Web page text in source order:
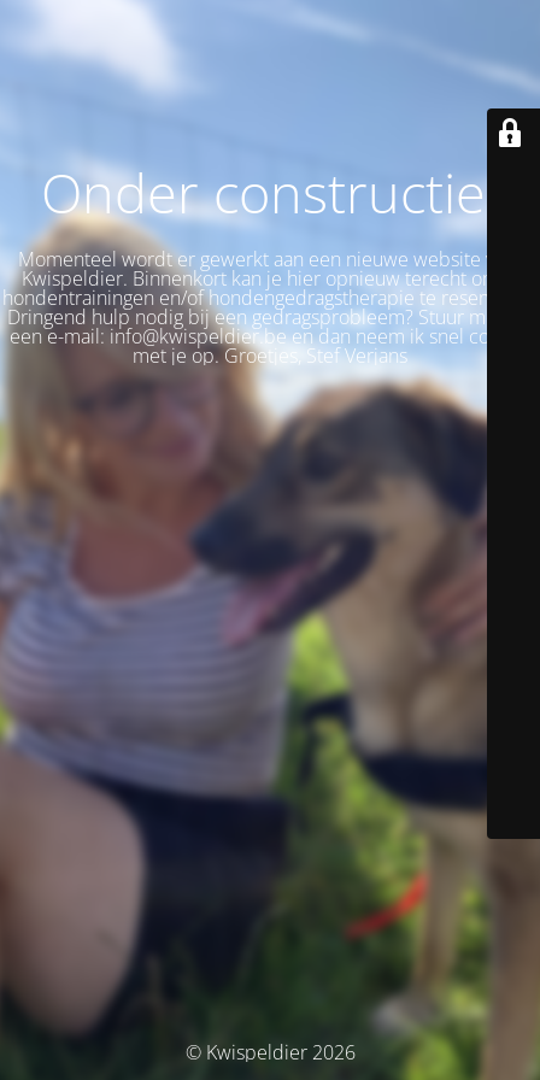
Onder constructie!
Momenteel wordt er gewerkt aan een nieuwe website voor
Kwispeldier. Binnenkort kan je hier opnieuw terecht om je
hondentrainingen en/of hondengedragstherapie te reserveren.
Dringend hulp nodig bij een gedragsprobleem? Stuur me dan
een e-mail: info@kwispeldier.be en dan neem ik snel contact
met je op. Groetjes, Stef Verjans
© Kwispeldier 2026